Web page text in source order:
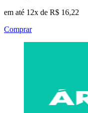
em até 12x de R$ 16,22
Comprar